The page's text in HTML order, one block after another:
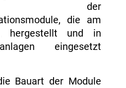
der
die am
hergestellt und in
eingesetzt
Bauart der Module